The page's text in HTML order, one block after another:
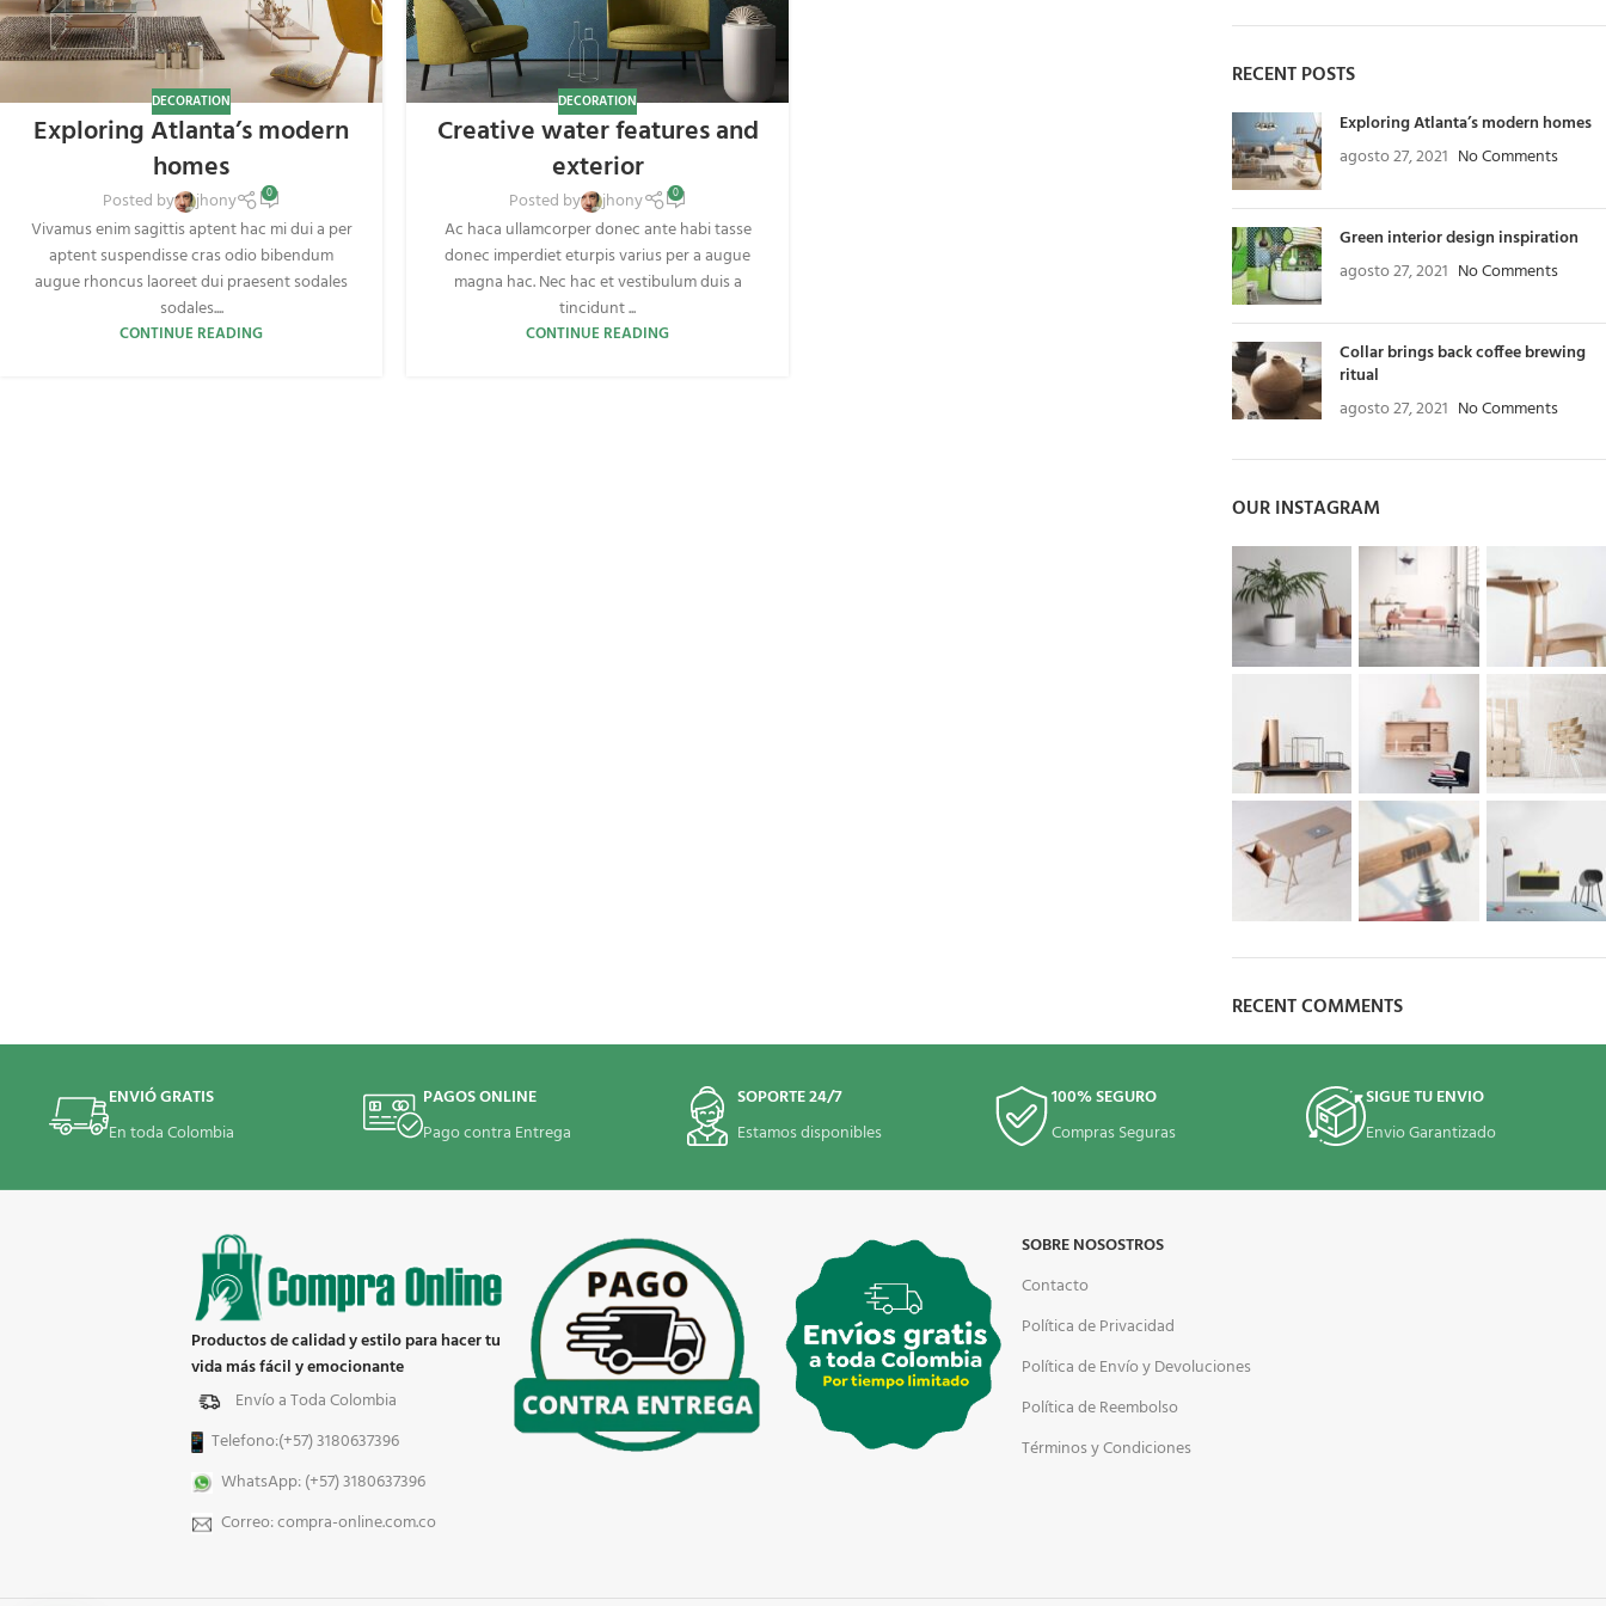
DECORATION
Exploring Atlanta’s modern
homes
Posted by jhony 0
Vivamus enim sagittis aptent hac mi dui a per
aptent suspendisse cras odio bibendum
augue rhoncus laoreet dui praesent sodales
sodales....
CONTINUE READING
DECORATION
Creative water features and
exterior
Posted by jhony 0
Ac haca ullamcorper donec ante habi tasse
donec imperdiet eturpis varius per a augue
magna hac. Nec hac et vestibulum duis a
tincidunt ...
CONTINUE READING
RECENT POSTS
Exploring Atlanta’s modern homes
agosto 27, 2021 No Comments
Green interior design inspiration
agosto 27, 2021 No Comments
Collar brings back coffee brewing
ritual
agosto 27, 2021 No Comments
OUR INSTAGRAM
RECENT COMMENTS
ENVIÓ GRATIS
En toda Colombia
PAGOS ONLINE
Pago contra Entrega
SOPORTE 24/7
Estamos disponibles
100% SEGURO
Compras Seguras
SIGUE TU ENVIO
Envio Garantizado
Productos de calidad y estilo para hacer tu
vida más fácil y emocionante
Envío a Toda Colombia
Telefono:(+57) 3180637396
WhatsApp: (+57) 3180637396
Correo: compra-online.com.co
SOBRE NOSOSTROS
Contacto
Política de Privacidad
Política de Envío y Devoluciones
Política de Reembolso
Términos y Condiciones